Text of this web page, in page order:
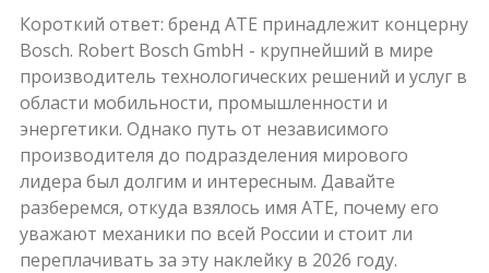
Короткий ответ: бренд ATE принадлежит концерну
Bosch. Robert Bosch GmbH - крупнейший в мире
производитель технологических решений и услуг в
области мобильности, промышленности и
энергетики. Однако путь от независимого
производителя до подразделения мирового
лидера был долгим и интересным. Давайте
разберемся, откуда взялось имя ATE, почему его
уважают механики по всей России и стоит ли
переплачивать за эту наклейку в 2026 году.